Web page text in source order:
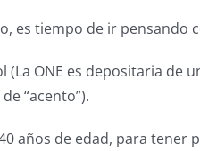
es tiempo de ir pensando
(La ONE es depositaria
“acento”).
años de edad, para